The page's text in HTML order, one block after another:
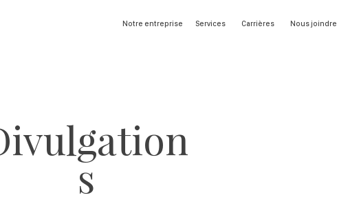
Notre entreprise Services Carrières Nous joindre
s